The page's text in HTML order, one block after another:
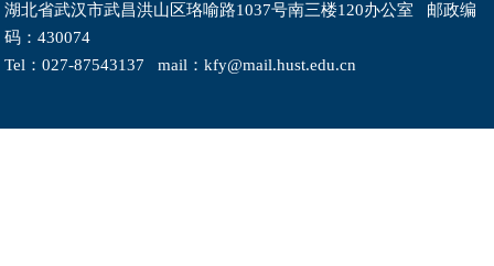
湖北省武汉市武昌洪山区珞喻路1037号南三楼120办公室 邮政编
码：430074
Tel：027-87543137 mail：kfy@mail.hust.edu.cn